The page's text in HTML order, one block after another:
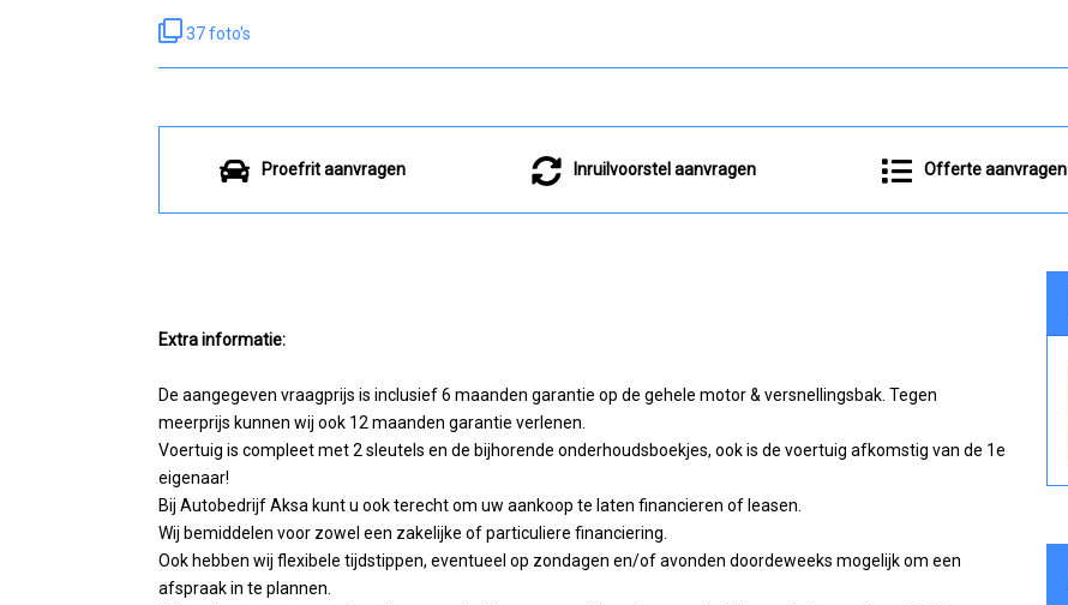
37 foto's
Proefrit aanvragen Inruilvoorstel aanvragen Offerte aanvragen
Extra informatie:
De aangegeven vraagprijs is inclusief 6 maanden garantie op de gehele motor & versnellingsbak. Tegen
meerprijs kunnen wij ook 12 maanden garantie verlenen.
Voertuig is compleet met 2 sleutels en de bijhorende onderhoudsboekjes, ook is de voertuig afkomstig van de 1e
eigenaar!
Bij Autobedrijf Aksa kunt u ook terecht om uw aankoop te laten financieren of leasen.
Wij bemiddelen voor zowel een zakelijke of particuliere financiering.
Ook hebben wij flexibele tijdstippen, eventueel op zondagen en/of avonden doordeweeks mogelijk om een
afspraak in te plannen.